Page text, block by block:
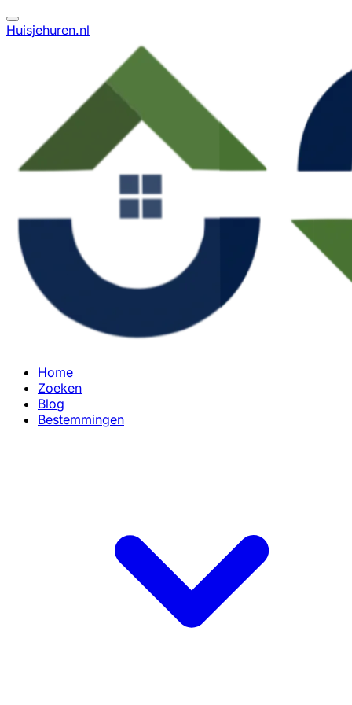
Huisjehuren.nl
Home
Zoeken
Blog
Bestemmingen